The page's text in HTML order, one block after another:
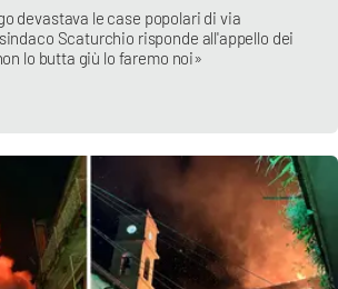
devastava le case popolari di via
Scaturchio risponde all'appello dei
lo butta giù lo faremo noi»